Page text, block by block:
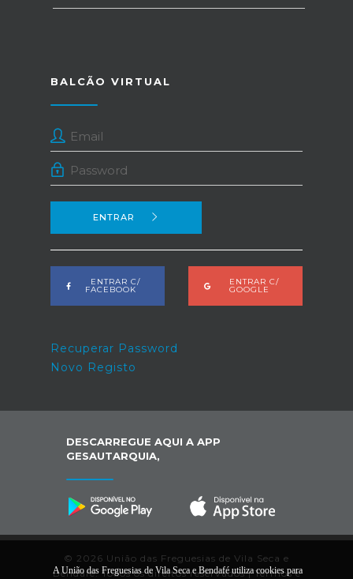
BALCÃO VIRTUAL
ENTRAR
ENTRAR C/
FACEBOOK
ENTRAR C/
GOOGLE
Recuperar Password
Novo Registo
DESCARREGUE AQUI A APP
GESAUTARQUIA,
© 2026 União das Freguesias de Vila Seca e
Bendafé. Todos os direitos reservados |Termos e
A União das Freguesias de Vila Seca e Bendafé utiliza cookies para